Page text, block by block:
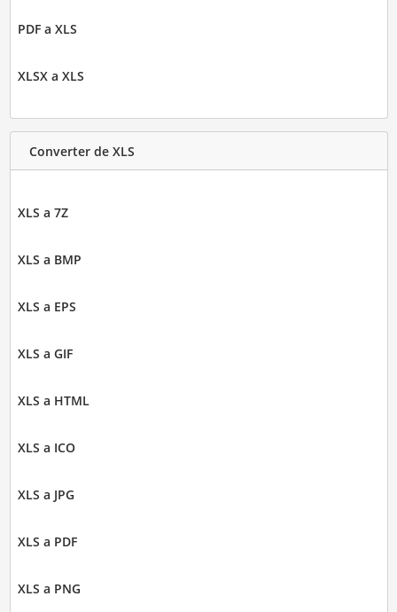
PDF a XLS
XLSX a XLS
Converter de XLS
XLS a 7Z
XLS a BMP
XLS a EPS
XLS a GIF
XLS a HTML
XLS a ICO
XLS a JPG
XLS a PDF
XLS a PNG